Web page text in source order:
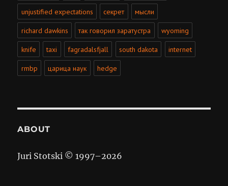
unjustified expectations секрет мысли
richard dawkins так говорил заратустра wyoming
knife taxi fagradalsfjall south dakota internet
rmbp царица наук hedge
ABOUT
Juri Stotski © 1997–2026